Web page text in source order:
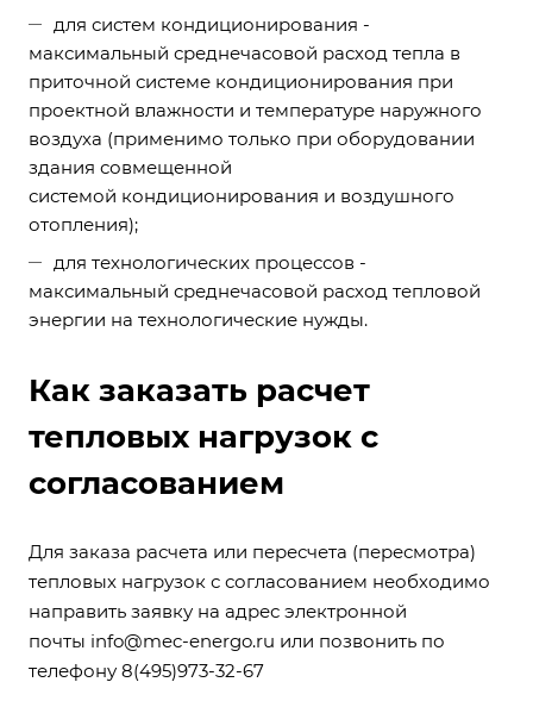
для систем кондиционирования -
максимальный среднечасовой расход тепла в
приточной системе кондиционирования при
проектной влажности и температуре наружного
воздуха (применимо только при оборудовании
здания совмещенной
системой кондиционирования и воздушного
отопления);
для технологических процессов -
максимальный среднечасовой расход тепловой
энергии на технологические нужды.
Как заказать расчет
тепловых нагрузок с
согласованием
Для заказа расчета или пересчета (пересмотра)
тепловых нагрузок с согласованием необходимо
направить заявку на адрес электронной
почты info@mec-energo.ru или позвонить по
телефону 8(495)973-32-67